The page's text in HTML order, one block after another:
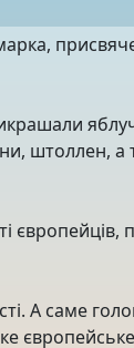
штоллен, а
європейців,
А саме